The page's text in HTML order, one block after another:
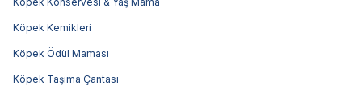
Köpek Kemikleri
Köpek Ödül Maması
Köpek Taşıma Çantası